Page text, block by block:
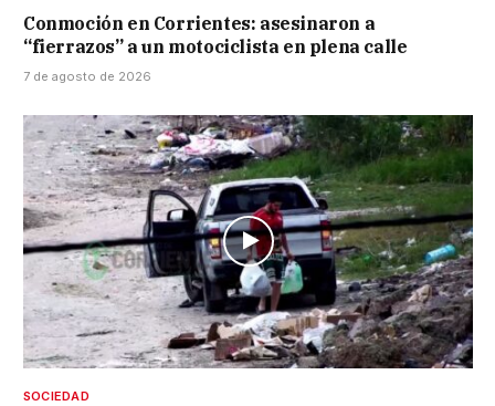
Conmoción en Corrientes: asesinaron a
“fierrazos” a un motociclista en plena calle
7 de agosto de 2026
SOCIEDAD